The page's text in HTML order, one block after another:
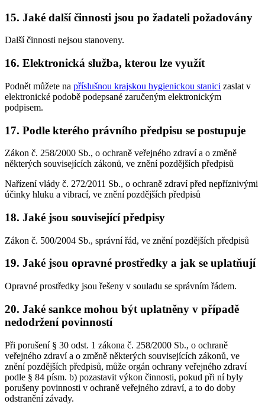
15. Jaké další činnosti jsou po žadateli požadovány
Další činnosti nejsou stanoveny.
16. Elektronická služba, kterou lze využít
Podnět můžete na příslušnou krajskou hygienickou stanici zaslat v
elektronické podobě podepsané zaručeným elektronickým
podpisem.
17. Podle kterého právního předpisu se postupuje
Zákon č. 258/2000 Sb., o ochraně veřejného zdraví a o změně
některých souvisejících zákonů, ve znění pozdějších předpisů
Nařízení vlády č. 272/2011 Sb., o ochraně zdraví před nepříznivými
účinky hluku a vibrací, ve znění pozdějších předpisů
18. Jaké jsou související předpisy
Zákon č. 500/2004 Sb., správní řád, ve znění pozdějších předpisů
19. Jaké jsou opravné prostředky a jak se uplatňují
Opravné prostředky jsou řešeny v souladu se správním řádem.
20. Jaké sankce mohou být uplatněny v případě
nedodržení povinností
Při porušení § 30 odst. 1 zákona č. 258/2000 Sb., o ochraně
veřejného zdraví a o změně některých souvisejících zákonů, ve
znění pozdějších předpisů, může orgán ochrany veřejného zdraví
podle § 84 písm. b) pozastavit výkon činnosti, pokud při ní byly
porušeny povinnosti v ochraně veřejného zdraví, a to do doby
odstranění závady.